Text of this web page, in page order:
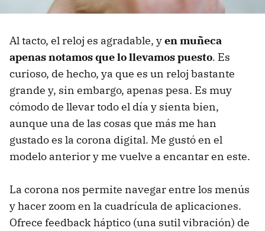
Al tacto, el reloj es agradable, yen muñeca
apenas notamos que lo llevamos puesto. Es
curioso, de hecho, ya que es un reloj bastante
grande y, sin embargo, apenas pesa. Es muy
cómodo de llevar todo el día y sienta bien,
aunque una de las cosas que más me han
gustado es la corona digital. Me gustó en el
modelo anterior y me vuelve a encantar en este.
La corona nos permite navegar entre los menús
y hacer zoom en la cuadrícula de aplicaciones.
Ofrece feedback háptico (una sutil vibración) de